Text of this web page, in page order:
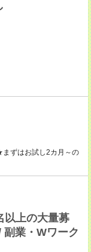
ずはお試し2カ月～の
以上の大量募
業・Wワーク